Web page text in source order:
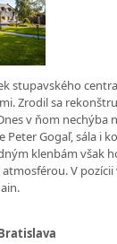
stupavského
Zrodil sa
v ňom nechýba
Peter Gogaľ, sála i
klenbám však
V